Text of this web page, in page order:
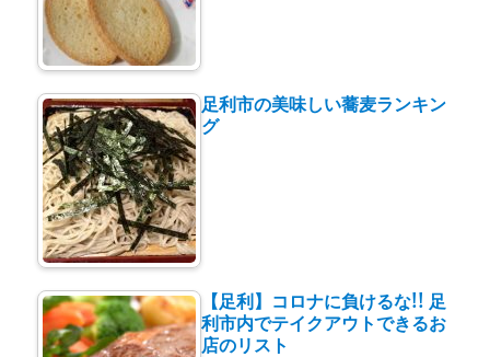
足利市の美味しい蕎麦ランキン
グ
【足利】コロナに負けるな!! 足
利市内でテイクアウトできるお
店のリスト